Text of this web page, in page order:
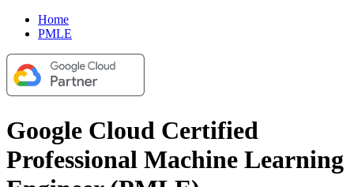
Home
PMLE
Google Cloud Certified
Professional Machine Learning